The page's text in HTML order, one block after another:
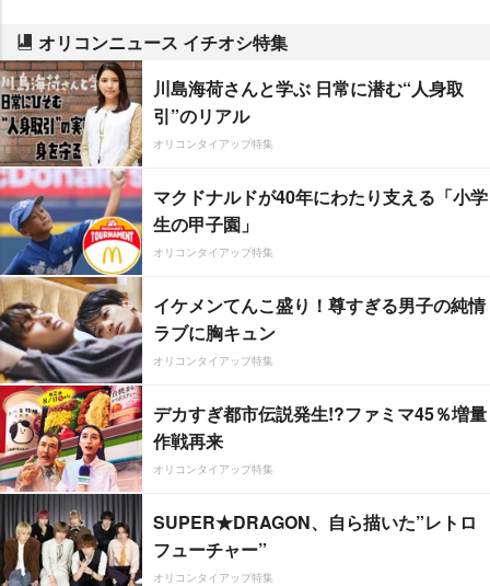
オリコンニュース イチオシ特集
川島海荷さんと学ぶ 日常に潜む“人身取
引”のリアル
オリコンタイアップ特集
マクドナルドが40年にわたり支える「小学
生の甲子園」
オリコンタイアップ特集
イケメンてんこ盛り！尊すぎる男子の純情
ラブに胸キュン
オリコンタイアップ特集
デカすぎ都市伝説発生!?ファミマ45％増量
作戦再来
オリコンタイアップ特集
SUPER★DRAGON、自ら描いた”レトロ
フューチャー”
オリコンタイアップ特集